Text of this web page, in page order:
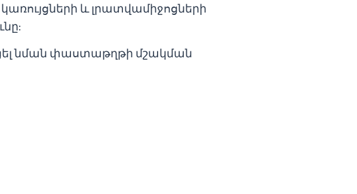
և լրատվամիջոցների
նման փաստաթղթի մշակման